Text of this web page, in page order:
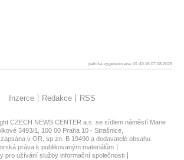
patička vygenerovaná: 01:40:16 07.08.2026
Inzerce Redakce RSS
CZECH NEWS CENTER a.s. se sídlem náměstí Marie
3493/1, 100 00 Praha 10 - Strašnice,
v OR, sp.zn. B 19490 a dodavatelé obsahu
práva k publikovaným materiálům
pro užívání služby informační společnosti